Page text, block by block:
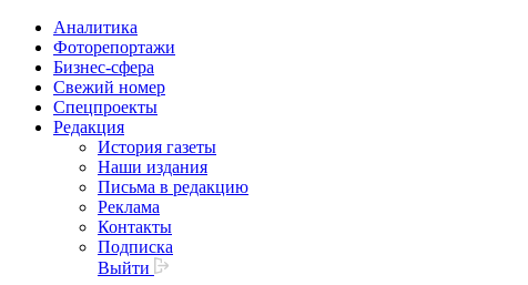
Аналитика
Фоторепортажи
Бизнес-сфера
Свежий номер
Спецпроекты
Редакция
История газеты
Наши издания
Письма в редакцию
Реклама
Контакты
Подписка
Выйти